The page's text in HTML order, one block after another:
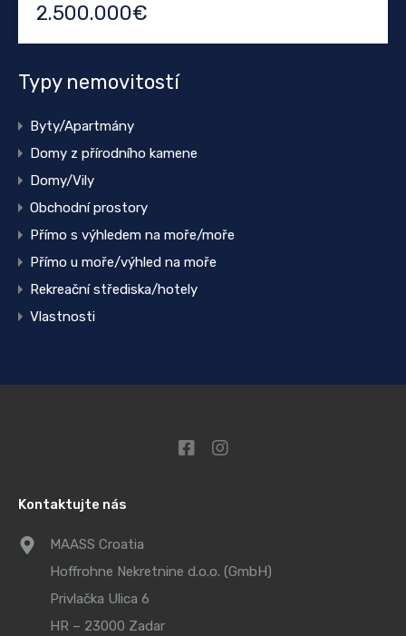
2.500.000€
Typy nemovitostí
Byty/Apartmány
Domy z přírodního kamene
Domy/Vily
Obchodní prostory
Přímo s výhledem na moře/moře
Přímo u moře/výhled na moře
Rekreační střediska/hotely
Vlastnosti
Kontaktujte nás
MAASS Croatia
Hoffrohne Nekretnine d.o.o. (GmbH)
Privlačka Ulica 6
HR – 23000 Zadar